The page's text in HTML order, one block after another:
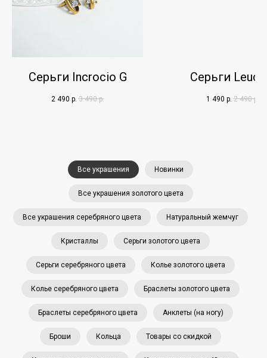
Серьги Incrocio G
2 490 р. 3 490 р.
Серьги Leuca
1 490 р. 2 490 р.
Все украшения Новинки
Все украшения золотого цвета
Все украшения серебряного цвета Натуральный жемчуг
Кристаллы Серьги золотого цвета
Серьги серебряного цвета Колье золотого цвета
Колье серебряного цвета Браслеты золотого цвета
Браслеты серебряного цвета Анклеты (на ногу)
Броши Кольца Товары со скидкой